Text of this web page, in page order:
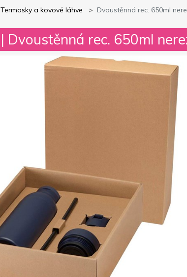
Termosky a kovové láhve Dvoustěnná rec. 650ml
| Dvoustěnná rec. 650ml